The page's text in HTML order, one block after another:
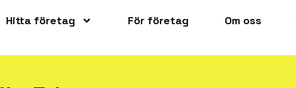
Hitta företag För företag Om oss